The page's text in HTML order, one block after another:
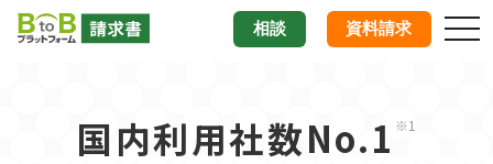
相談 資料請求
国内利用社数No.1 ※1